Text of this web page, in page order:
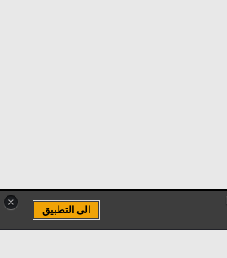
×
الى التطبيق